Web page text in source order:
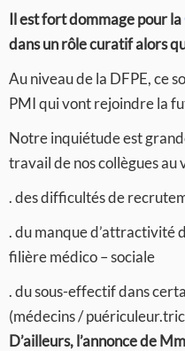
Il est fort dommage pour la
dans un rôle curatif alors
Au niveau de la DFPE, ce
PMI qui vont rejoindre la
Notre inquiétude est
travail de nos collègues au
. des difficultés de
. du manque d’attractivité
filière médico – sociale
. du sous-effectif dans
(médecins /
D’ailleurs, l’annonce de